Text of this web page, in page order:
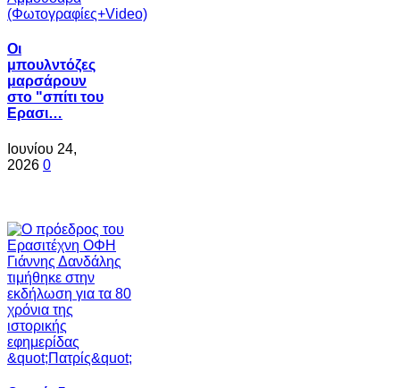
Oι
μπουλντόζες
μαρσάρουν
στο "σπίτι του
Ερασι…
Ιουνίου 24,
2026 0